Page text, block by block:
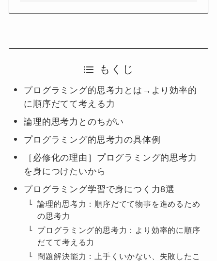
もくじ
プログラミング的思考力とは→より効率的
に順序だてて考える力
論理的思考力とのちがい
プログラミング的思考力の具体例
［必修化の理由］プログラミング的思考力
を身につけたいから
プログラミング学習で身につく力8選
論理的思考力：順序だてて物事を進めるため
の思考力
プログラミング的思考力：より効率的に順序
だてて考える力
問題解決能力：上手くいかない、失敗したこ